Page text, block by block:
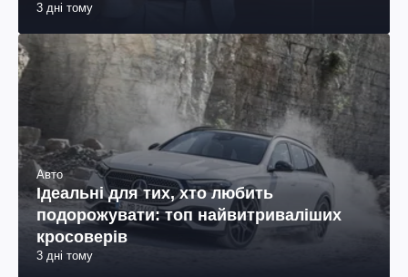
3 дні тому
Авто
Ідеальні для тих, хто любить
подорожувати: топ найвитриваліших
кросоверів
3 дні тому